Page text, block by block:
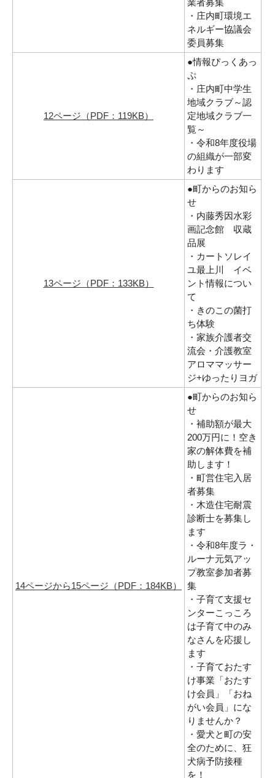
・庄内町環境エ
ネルギー協議会
委員募集
12ページ（PDF：119KB）
●情報ぴっくあっ
ぷ
・庄内町中学生
地域クラブ～認
定地域クラブ一
覧～
・令和8年度役場
の組織が一部変
わります
13ページ（PDF：133KB）
●町からのお知ら
せ
・内藤秀因水彩
画記念館 収蔵
品展
・カートソレイ
ユ最上川 イベ
ント情報につい
て
・きのこの菌打
ち体験
・家族介護者交
流会・介護教室
アロママッサー
ジ+ゆったりヨガ
14ページから15ページ（PDF：184KB）
●町からのお知ら
せ
・補助額が最大
200万円に！空き
家の解体費を補
助します！
・町営住宅入居
者募集
・木造住宅耐震
診断士を募集し
ます
・令和8年度ラ・
ルーナ元気アッ
プ教室参加者募
集
・子育て支援セ
ンターこっころ
は子育て中のみ
なさんを応援し
ます
・子育ておたす
け事業「おたす
け会員」「おね
がい会員」にな
りませんか？
・愛犬と町の安
全のために、狂
犬病予防接種
を！